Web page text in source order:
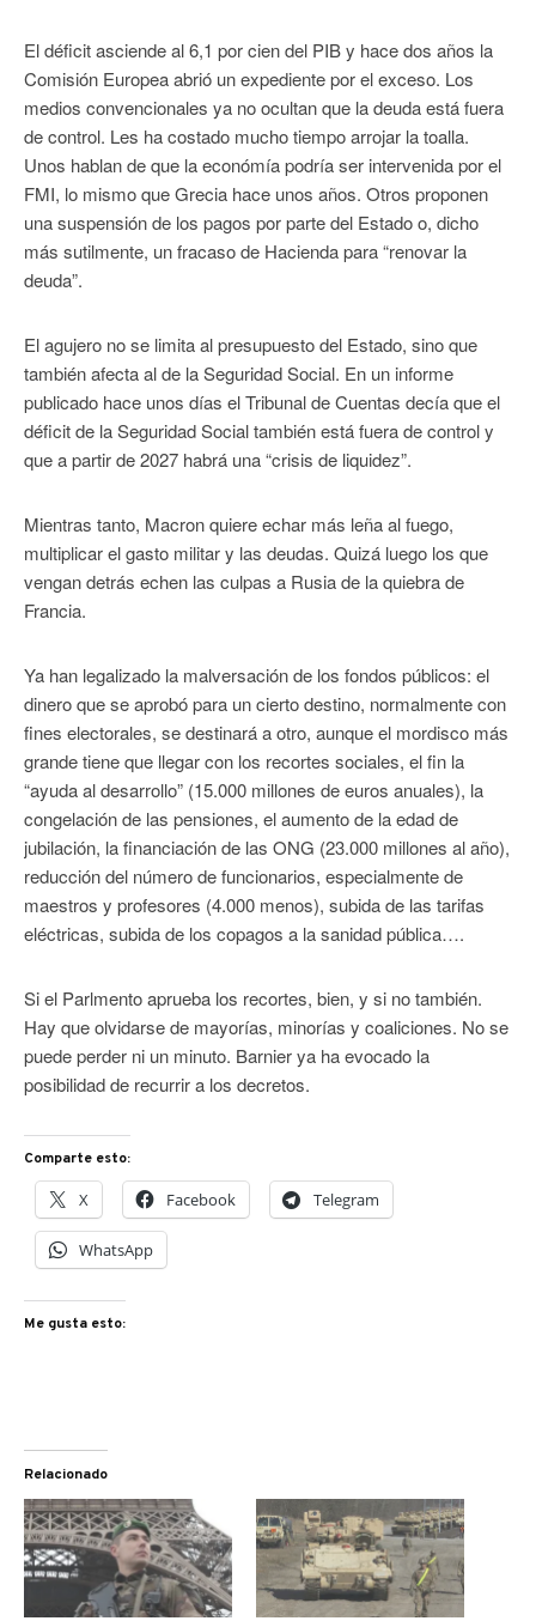
El déficit asciende al 6,1 por cien del PIB y hace dos años la
Comisión Europea abrió un expediente por el exceso. Los
medios convencionales ya no ocultan que la deuda está fuera
de control. Les ha costado mucho tiempo arrojar la toalla.
Unos hablan de que la económía podría ser intervenida por el
FMI, lo mismo que Grecia hace unos años. Otros proponen
una suspensión de los pagos por parte del Estado o, dicho
más sutilmente, un fracaso de Hacienda para “renovar la
deuda”.
El agujero no se limita al presupuesto del Estado, sino que
también afecta al de la Seguridad Social. En un informe
publicado hace unos días el Tribunal de Cuentas decía que el
déficit de la Seguridad Social también está fuera de control y
que a partir de 2027 habrá una “crisis de liquidez”.
Mientras tanto, Macron quiere echar más leña al fuego,
multiplicar el gasto militar y las deudas. Quizá luego los que
vengan detrás echen las culpas a Rusia de la quiebra de
Francia.
Ya han legalizado la malversación de los fondos públicos: el
dinero que se aprobó para un cierto destino, normalmente con
fines electorales, se destinará a otro, aunque el mordisco más
grande tiene que llegar con los recortes sociales, el fin la
“ayuda al desarrollo” (15.000 millones de euros anuales), la
congelación de las pensiones, el aumento de la edad de
jubilación, la financiación de las ONG (23.000 millones al año),
reducción del número de funcionarios, especialmente de
maestros y profesores (4.000 menos), subida de las tarifas
eléctricas, subida de los copagos a la sanidad pública….
Si el Parlmento aprueba los recortes, bien, y si no también.
Hay que olvidarse de mayorías, minorías y coaliciones. No se
puede perder ni un minuto. Barnier ya ha evocado la
posibilidad de recurrir a los decretos.
Comparte esto:
X Facebook Telegram
WhatsApp
Me gusta esto:
Relacionado